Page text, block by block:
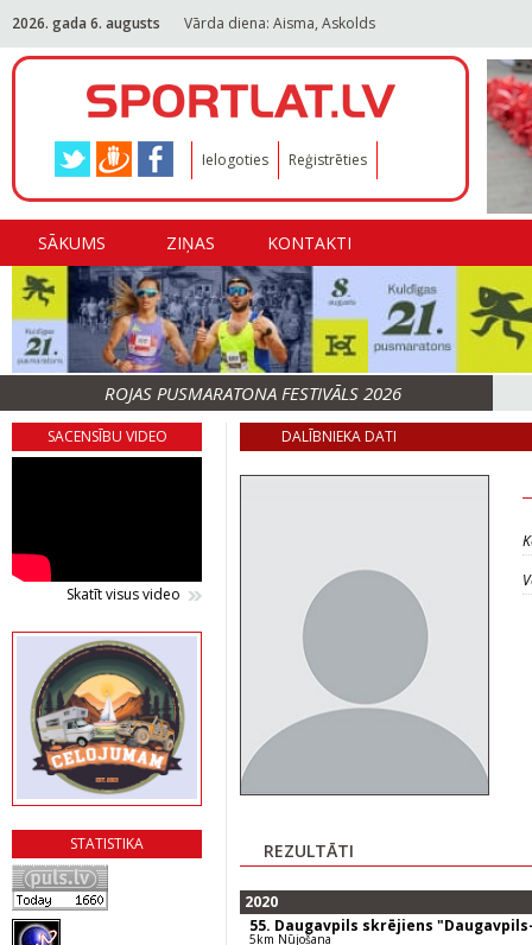
2026. gada 6. augusts Vārda diena: Aisma, Askolds
Ielogoties Reģistrēties
SĀKUMS ZIŅAS KONTAKTI
ROJAS PUSMARATONA FESTIVĀLS 2026
SACENSĪBU VIDEO
Skatīt visus video
STATISTIKA
DALĪBNIEKA DATI
REZULTĀTI
2020
55. Daugavpils skrējiens
5km Nūjošana